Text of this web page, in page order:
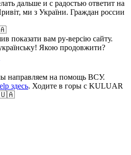
дальше и с радостью ответит на
ми з України. Граждан россии
показати вам ру-версію сайту.
Якою продовжити?
направляем на помощь ВСУ.
здесь. Ходите в горы с KULUAR
🇺🇦